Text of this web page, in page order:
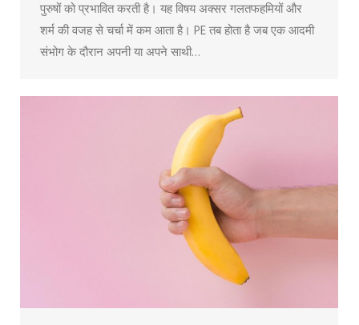
पुरुषों को प्रभावित करती है। यह विषय अक्सर गलतफहमियों और
शर्म की वजह से चर्चा में कम आता है। PE तब होता है जब एक आदमी
संभोग के दौरान अपनी या अपने साथी…